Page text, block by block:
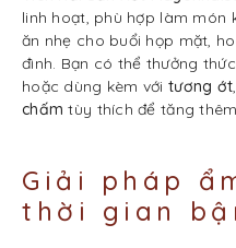
linh hoạt, phù hợp làm
ăn nhẹ cho buổi họp mặt,
đình. Bạn có thể thưởng
hoặc dùng kèm vớitương ớt,
chấm tùy thích để tăng
Giải pháp
thời gian